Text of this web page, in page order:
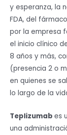
y esperanza, la
FDA, del fármaco
por la empresa
el inicio clínico
8 años y más,
(presencia 2 o
en quienes se
lo largo de la
Teplizumab es
una